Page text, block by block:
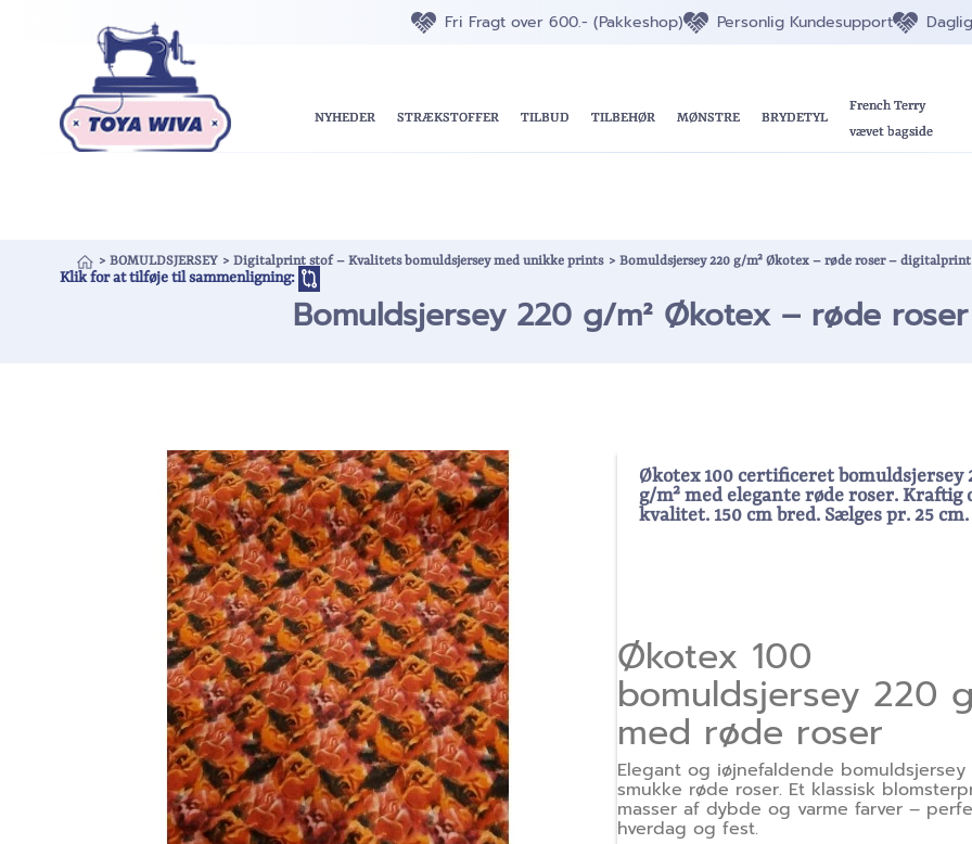
Fri Fragt over 600.- (Pakkeshop) Personlig Kundesupport
NYHEDER STRÆKSTOFFER TILBUD TILBEHØR MØNSTRE BRYDETYL
French Terry
vævet bagside
> BOMULDSJERSEY > Digitalprint stof – Kvalitets bomuldsjersey med unikke prints > Bomuldsjersey 220 g/m² Økotex – røde roser – digitalprint
Klik for at tilføje til sammenligning:
Bomuldsjersey 220 g/m² Økotex – røde
Økotex 100 certificeret bomuldsjersey
g/m² med elegante røde roser. Kraftig
kvalitet. 150 cm bred. Sælges pr. 25 cm.
Økotex 100
bomuldsjersey 220
med røde roser
Elegant og iøjnefaldende bomuldsjersey
smukke røde roser. Et klassisk
masser af dybde og varme farver –
hverdag og fest.